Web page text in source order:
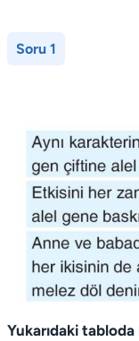
Soru 1
Yukarıdaki tabloda